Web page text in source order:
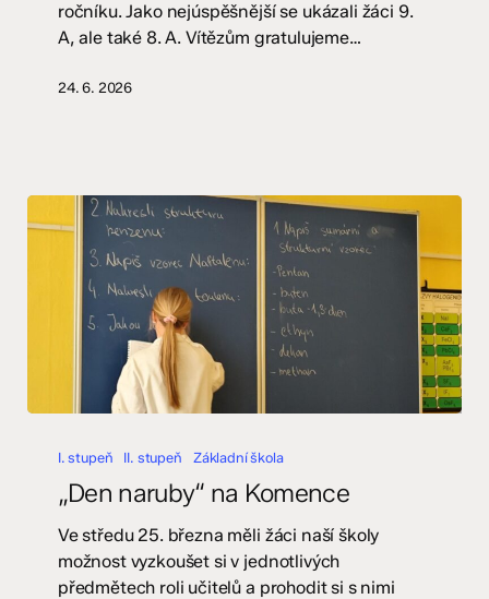
ročníku. Jako nejúspěšnější se ukázali žáci 9.
A, ale také 8. A. Vítězům gratulujeme…
24. 6. 2026
naruby“
Komence
I. stupeň II. stupeň Základní škola
„Den naruby“ na Komence
Ve středu 25. března měli žáci naší školy
možnost vyzkoušet si v jednotlivých
předmětech roli učitelů a prohodit si s nimi